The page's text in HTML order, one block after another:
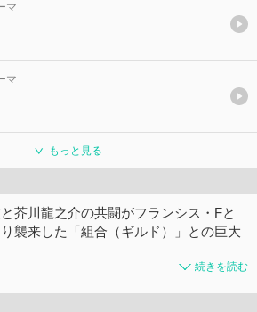
マ
マ
もっと見る
芥川龍之介の共闘がフランシス・Fと
襲来した「組合（ギルド）」との巨大
続きを読む